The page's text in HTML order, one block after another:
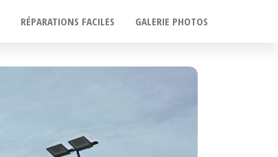
RÉPARATIONS FACILES GALERIE PHOTOS